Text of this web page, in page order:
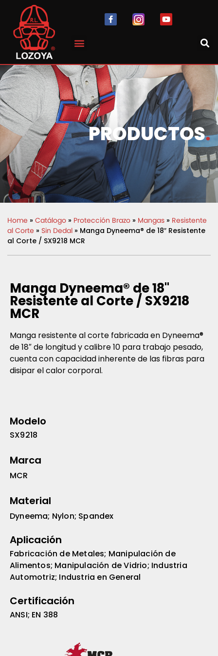
PRODUCTOS.
Home » Catálogo » Protección Brazo » Mangas » Resistente
al Corte » Sin Dedal » Manga Dyneema® de 18″ Resistente
al Corte / SX9218 MCR
Manga Dyneema® de 18"
Resistente al Corte / SX9218
MCR
Manga resistente al corte fabricada en Dyneema®
de 18″ de longitud y calibre 10 para trabajo pesado,
cuenta con capacidad inherente de las fibras para
disipar el calor corporal.
Modelo
SX9218
Marca
MCR
Material
Dyneema; Nylon; Spandex
Aplicación
Fabricación de Metales; Manipulación de
Alimentos; Manipulación de Vidrio; Industria
Automotriz; Industria en General
Certificación
ANSI; EN 388